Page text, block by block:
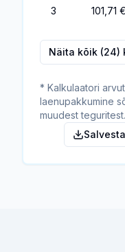
3 101,71 €
Näita kõik (24)
* Kalkulaatori
laenupakkumine
muudest teguritest.